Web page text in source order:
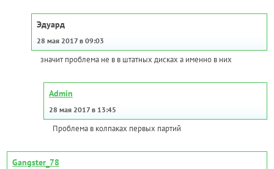
Эдуард
28 мая 2017 в 09:03
значит проблема не в в штатных дисках а именно в них
Admin
28 мая 2017 в 13:45
Проблема в колпаках первых партий
Gangster_78